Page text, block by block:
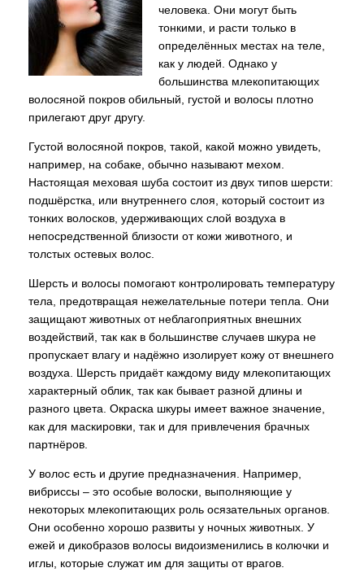
человека. Они могут быть
тонкими, и расти только в
определённых местах на теле,
как у людей. Однако у
большинства млекопитающих
волосяной покров обильный, густой и волосы плотно
прилегают друг другу.
Густой волосяной покров, такой, какой можно увидеть,
например, на собаке, обычно называют мехом.
Настоящая меховая шуба состоит из двух типов шерсти:
подшёрстка, или внутреннего слоя, который состоит из
тонких волосков, удерживающих слой воздуха в
непосредственной близости от кожи животного, и
толстых остевых волос.
Шерсть и волосы помогают контролировать температуру
тела, предотвращая нежелательные потери тепла. Они
защищают животных от неблагоприятных внешних
воздействий, так как в большинстве случаев шкура не
пропускает влагу и надёжно изолирует кожу от внешнего
воздуха. Шерсть придаёт каждому виду млекопитающих
характерный облик, так как бывает разной длины и
разного цвета. Окраска шкуры имеет важное значение,
как для маскировки, так и для привлечения брачных
партнёров.
У волос есть и другие предназначения. Например,
вибриссы – это особые волоски, выполняющие у
некоторых млекопитающих роль осязательных органов.
Они особенно хорошо развиты у ночных животных. У
ежей и дикобразов волосы видоизменились в колючки и
иглы, которые служат им для защиты от врагов.